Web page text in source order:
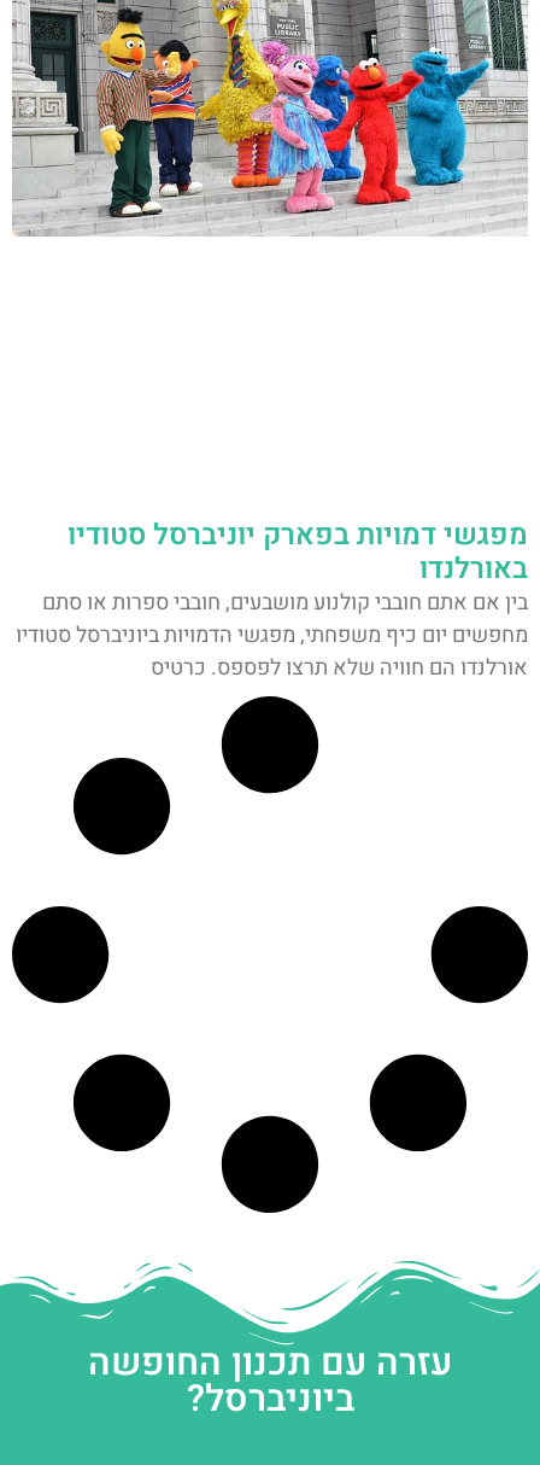
מפגשי דמויות בפארק יוניברסל סטודיו
באורלנדו
בין אם אתם חובבי קולנוע מושבעים, חובבי ספרות או סתם
מחפשים יום כיף משפחתי, מפגשי הדמויות ביוניברסל סטודיו
אורלנדו הם חוויה שלא תרצו לפספס. כרטיס
עזרה עם תכנון החופשה
ביוניברסל?